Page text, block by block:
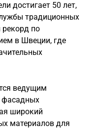
достигает 50 лет,
традиционных
по
в Швеции, где
ведущим
фасадных
широкий
материалов для